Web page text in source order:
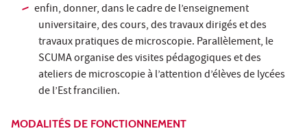
enfin, donner, dans le cadre de l’enseignement
universitaire, des cours, des travaux dirigés et des
travaux pratiques de microscopie. Parallèlement, le
SCUMA organise des visites pédagogiques et des
ateliers de microscopie à l’attention d’élèves de lycées
de l’Est francilien.
MODALITÉS DE FONCTIONNEMENT